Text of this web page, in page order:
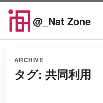
Skip to content
@_Nat Zone
ARCHIVE
タグ: 共同利用